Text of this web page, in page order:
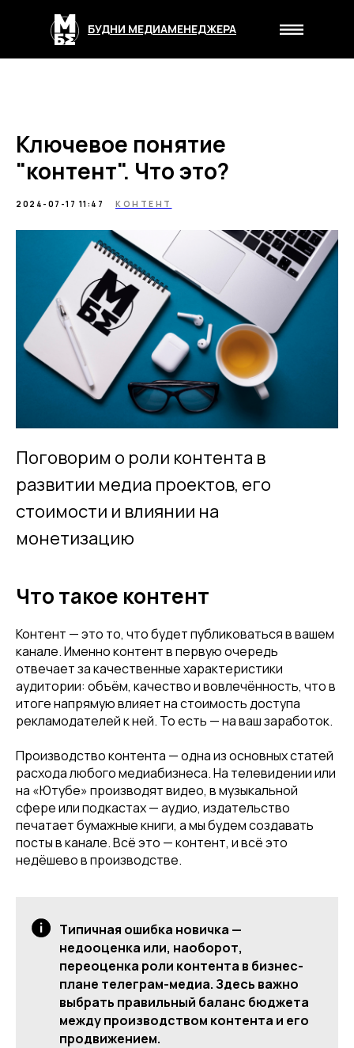
БУДНИ МЕДИАМЕНЕДЖЕРА
Ключевое понятие
"контент". Что это?
2024-07-17 11:47 КОНТЕНТ
Поговорим о роли контента в
развитии медиа проектов, его
стоимости и влиянии на
монетизацию
Что такое контент
Контент — это то, что будет публиковаться в вашем
канале. Именно контент в первую очередь
отвечает за качественные характеристики
аудитории: объём, качество и вовлечённость, что в
итоге напрямую влияет на стоимость доступа
рекламодателей к ней. То есть — на ваш заработок.
Производство контента — одна из основных статей
расхода любого медиабизнеса. На телевидении или
на «Ютубе» производят видео, в музыкальной
сфере или подкастах — аудио, издательство
печатает бумажные книги, а мы будем создавать
посты в канале. Всё это — контент, и всё это
недёшево в производстве.
Типичная ошибка новичка —
недооценка или, наоборот,
переоценка роли контента в бизнес-
плане телеграм-медиа. Здесь важно
выбрать правильный баланс бюджета
между производством контента и его
продвижением.